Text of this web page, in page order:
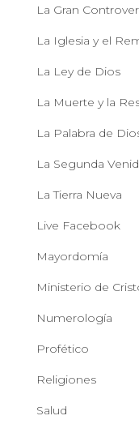
La Gran
La Iglesia y el
La Ley de Dios
La Muerte y la
La Palabra de
La Segunda
La Tierra Nueva
Live Facebook
Mayordomía
Ministerio de
Numerología
Profético
Religiones
Salud